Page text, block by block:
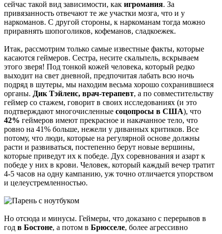
сейчас такой вид зависимости, как игромания. За
привязанность отвечают те же участки мозга, что и у
наркоманов. С другой стороны, к наркоманам тогда можно
приравнять шопоголиков, кофеманов, сладкоежек.
Итак, рассмотрим только самые известные факты, которые
касаются геймеров. Сестра, несите скальпель, вскрываем
этого зверя! Под тонкой кожей человека, который редко
выходит на свет дневной, предпочитая лабать всю ночь
подряд в шутеры, мы находим весьма хорошо сохранившиеся
органы. Дик Тэйленс, врач-терапевт, а по совместительству
геймер со стажем, говорит в своих исследованиях (и это
подтверждают многочисленные соцопросы в США), что
42% геймеров имеют прекрасное и накачанное тело, что
ровно на 41% больше, нежели у диванных критиков. Все
потому, что люди, которые на регулярной основе должны
расти и развиваться, постепенно берут новые вершины,
которые приведут их к победе. Дух соревнования и азарт к
победе у них в крови. Человек, который каждый вечер тратит
4-5 часов на одну кампанию, уж точно отличается упорством
и целеустремленностью.
Но отсюда и минусы. Геймеры, что доказано с перерывов в
год в Бостоне, а потом в Брюсселе, более агрессивно